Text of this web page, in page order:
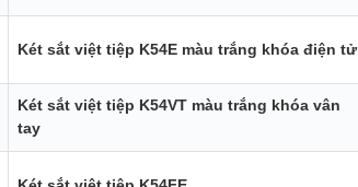
Két sắt việt tiệp K54E màu trắng khóa điện tử
Két sắt việt tiệp K54VT màu trắng khóa vân
tay